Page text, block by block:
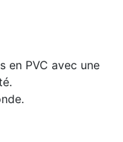
en PVC avec une